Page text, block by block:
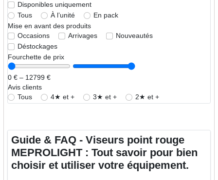
Disponibles uniquement
Tous
À l’unité
En pack
Mise en avant des produits
Occasions
Arrivages
Nouveautés
Déstockages
Fourchette de prix
0 € – 12799 €
Avis clients
Tous
4★ et + 3★ et + 2★ et +
Guide & FAQ - Viseurs point rouge
MEPROLIGHT : Tout savoir pour bien
choisir et utiliser votre équipement.